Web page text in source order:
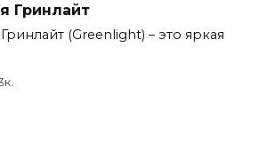
Гринлайт
(Greenlight) – это яркая